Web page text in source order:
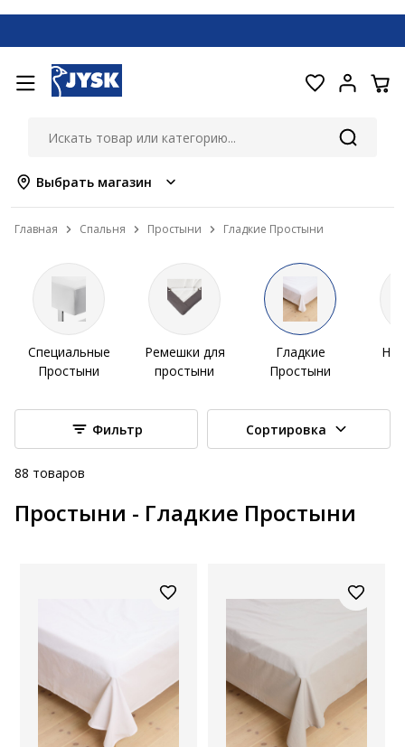
Выбрать магазин
Главная Спальня Простыни Гладкие Простыни
Специальные
Простыни
Ремешки для
простыни
Гладкие
Простыни
На
Фильтр Сортировка
88 товаров
Простыни - Гладкие Простыни